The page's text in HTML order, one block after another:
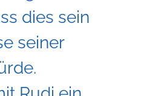
dies sein
seiner